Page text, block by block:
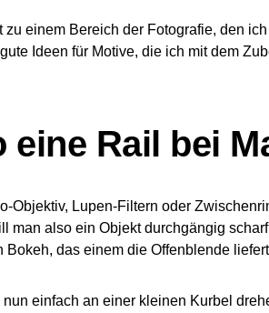
zu einem Bereich der Fotografie, den
Ideen für Motive, die ich mit dem
eine Rail bei
Objektiv, Lupen-Filtern oder
man also ein Objekt durchgängig
das einem die Offenblende
einfach an einer kleinen Kurbel